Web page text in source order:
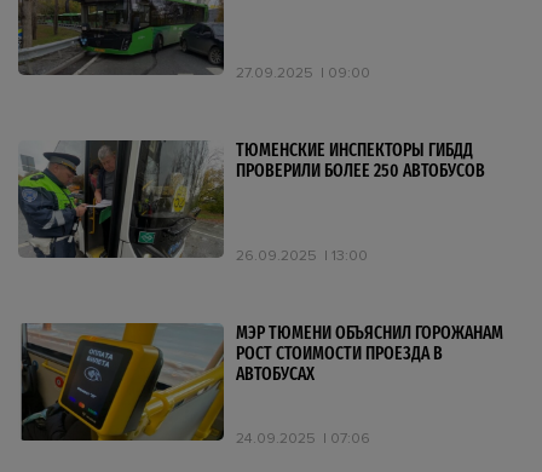
27.09.2025 09:00
ТЮМЕНСКИЕ ИНСПЕКТОРЫ ГИБДД
ПРОВЕРИЛИ БОЛЕЕ 250 АВТОБУСОВ
26.09.2025 13:00
МЭР ТЮМЕНИ ОБЪЯСНИЛ ГОРОЖАНАМ
РОСТ СТОИМОСТИ ПРОЕЗДА В
АВТОБУСАХ
24.09.2025 07:06